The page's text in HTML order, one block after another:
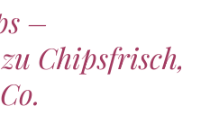
–
Chipsfrisch,